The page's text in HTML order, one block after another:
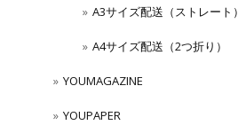
A3サイズ配送（ストレート）
A4サイズ配送（2つ折り）
YOUMAGAZINE
YOUPAPER